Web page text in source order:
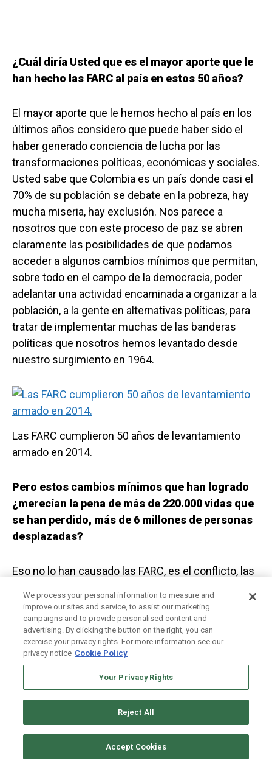
¿Cuál diría Usted que es el mayor aporte que le
han hecho las FARC al país en estos 50 años?
El mayor aporte que le hemos hecho al país en los
últimos años considero que puede haber sido el
haber generado conciencia de lucha por las
transformaciones políticas, económicas y sociales.
Usted sabe que Colombia es un país donde casi el
70% de su población se debate en la pobreza, hay
mucha miseria, hay exclusión. Nos parece a
nosotros que con este proceso de paz se abren
claramente las posibilidades de que podamos
acceder a algunos cambios mínimos que permitan,
sobre todo en el campo de la democracia, poder
adelantar una actividad encaminada a organizar a la
población, a la gente en alternativas políticas, para
tratar de implementar muchas de las banderas
políticas que nosotros hemos levantado desde
nuestro surgimiento en 1964.
Las FARC cumplieron 50 años de levantamiento
armado en 2014.
Pero estos cambios mínimos que han logrado
¿merecían la pena de más de 220.000 vidas que
se han perdido, más de 6 millones de personas
desplazadas?
Eso no lo han causado las FARC, es el conflicto, las
borrarse de la cabeza eso. Es que aquí hay unas
lecturas unilaterales inaceptables.
Nosotros somos la respuesta a una violencia del
Estado, nos alzamos en armas ante la injusticia.
Nosotros estamos haciendo uso de un derecho
universal que es el derecho a la rebelión, que es un
derecho consagrado en muchas partes del mundo.
Es lo que debemos tener en cuenta: una violencia
del bloque de poder dominante y nosotros no
We process your personal information to measure and
improve our sites and service, to assist our marketing
campaigns and to provide personalised content and
advertising. By clicking the button on the right, you can
exercise your privacy rights. For more information see our
privacy notice Cookie Policy
Your Privacy Rights
Reject All
Accept Cookies